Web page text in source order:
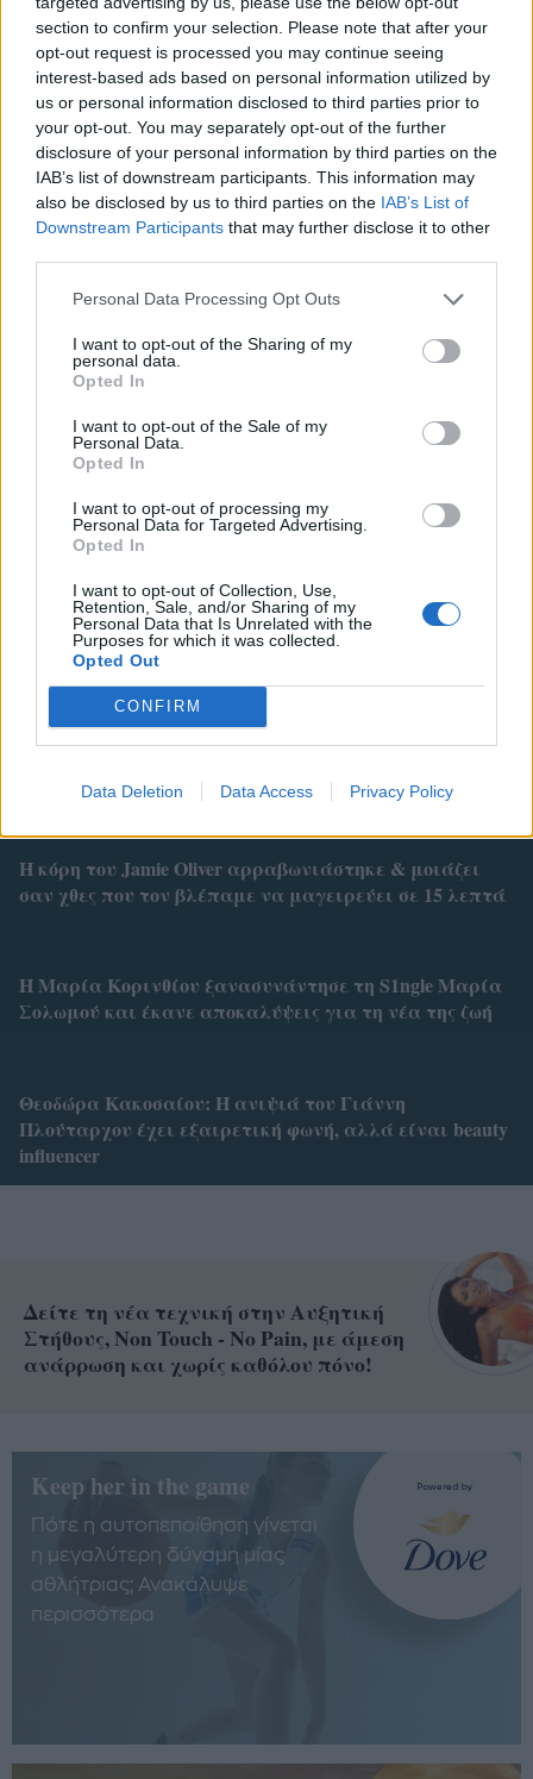
section to confirm your selection. Please note that after your
opt-out request is processed you may continue seeing
interest-based ads based on personal information utilized by
us or personal information disclosed to third parties prior to
your opt-out. You may separately opt-out of the further
disclosure of your personal information by third parties on the
IAB’s list of downstream participants. This information may
also be disclosed by us to third parties on the IAB’s List of
Downstream Participants that may further disclose it to other
Personal Data Processing Opt Outs
I want to opt-out of the Sharing of my
personal data.
Opted In
I want to opt-out of the Sale of my
Personal Data.
Opted In
I want to opt-out of processing my
Personal Data for Targeted Advertising.
Opted In
I want to opt-out of Collection, Use,
Retention, Sale, and/or Sharing of my
Personal Data that Is Unrelated with the
Purposes for which it was collected.
Opted Out
CONFIRM
Data Deletion Data Access Privacy Policy
Διαβάστε επίσης το:
Εκλογές Ιούνιος 2012:
Αλέξης Τσίπρας: Το φωτογραφικό άλμπουμ
της ζωής του
ΕΥΑΓΓΕΛΟΣ ΒΕΝΙΖΕΛΟΣ GOOGLE
ΕΚΛΟΓΕΣ ΙΟΥΝΙΟΥ 2012 ΑΝΤΩΝΗΣ ΣΑΜΑΡΑΣ
Related
Γιώργος Παράσχος: Η νέα του μάχη με τον καρκίνο
ξεκίνησε με το χαμόγελό του να νικά ξανά τον φόβο
Η κόρη του Jamie Oliver αρραβωνιάστηκε & μοιάζει
σαν χθες που τον βλέπαμε να μαγειρεύει σε 15 λεπτά
Η Μαρία Κορινθίου ξανασυνάντησε τη S1ngle Μαρία
Σολωμού και έκανε αποκαλύψεις για τη νέα της ζωή
Θεοδώρα Κακοσαίου: Η ανιψιά του Γιάννη
Πλούταρχου έχει εξαιρετική φωνή, αλλά είναι beauty
influencer
Δείτε τη νέα τεχνική στην Αυξητική
Στήθους, Non Touch - No Pain, με άμεση
ανάρρωση και χωρίς καθόλου πόνο!
Keep her in the game
Πότε η αυτοπεποίθηση γίνεται
η μεγαλύτερη δύναμη μίας
αθλήτριας; Ανακάλυψε
περισσότερα